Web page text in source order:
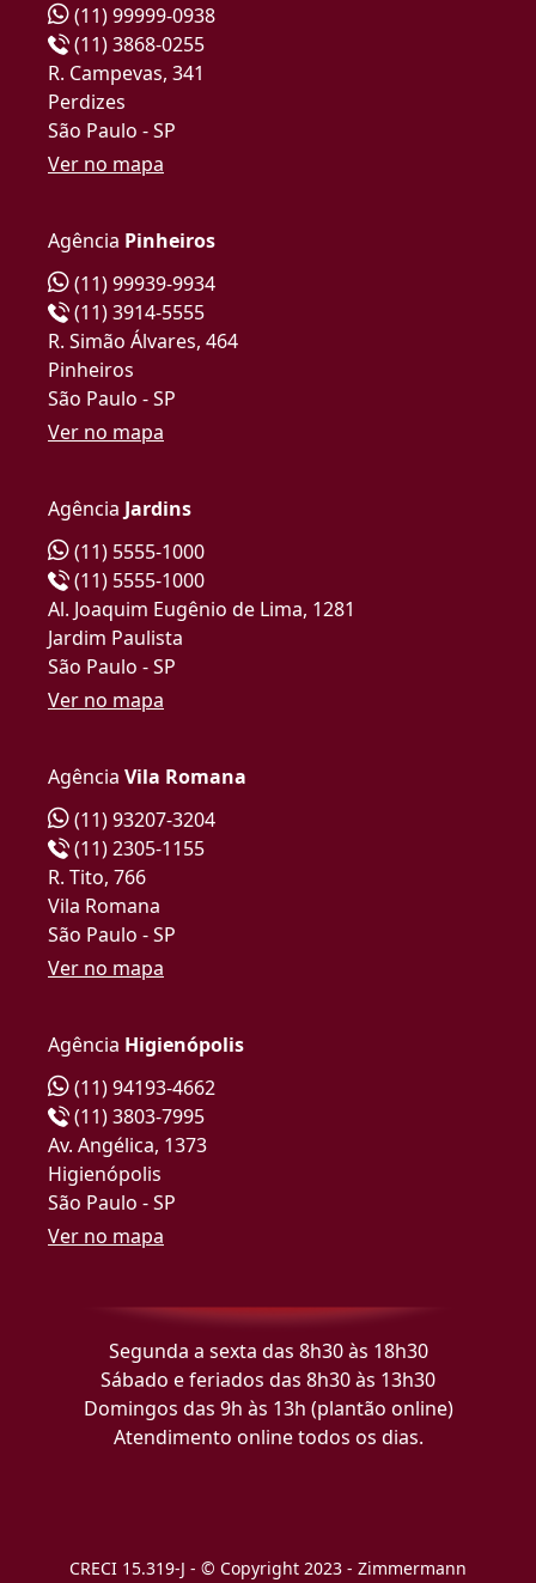
(11) 99999-0938
(11) 3868-0255
R. Campevas, 341
Perdizes
São Paulo - SP
Ver no mapa
Agência Pinheiros
(11) 99939-9934
(11) 3914-5555
R. Simão Álvares, 464
Pinheiros
São Paulo - SP
Ver no mapa
Agência Jardins
(11) 5555-1000
(11) 5555-1000
Al. Joaquim Eugênio de Lima, 1281
Jardim Paulista
São Paulo - SP
Ver no mapa
Agência Vila Romana
(11) 93207-3204
(11) 2305-1155
R. Tito, 766
Vila Romana
São Paulo - SP
Ver no mapa
Agência Higienópolis
(11) 94193-4662
(11) 3803-7995
Av. Angélica, 1373
Higienópolis
São Paulo - SP
Ver no mapa
Segunda a sexta das 8h30 às 18h30
Sábado e feriados das 8h30 às 13h30
Domingos das 9h às 13h (plantão online)
Atendimento online todos os dias.
CRECI 15.319-J - © Copyright 2023 - Zimmermann